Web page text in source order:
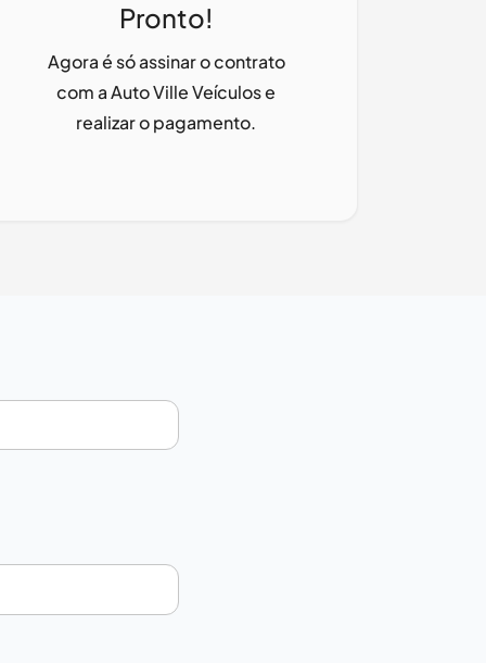
Pronto!
Agora é só assinar o contrato
com aAuto Ville Veículose
realizar o pagamento.